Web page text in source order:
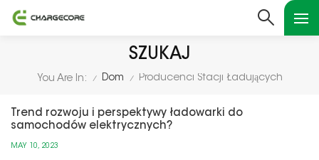
SZUKAJ
You Are In: / Dom / Producenci Stacji Ładujących
Trend rozwoju i perspektywy ładowarki do
samochodów elektrycznych?
MAY 10, 2023